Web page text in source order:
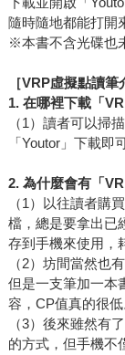
隨時隨地都能打開
※本書不含光碟也
［VRP虛擬點讀筆
1. 在哪裡下載「
（1）讀者可以掃
「Youtor」下載即
2. 為什麼會有「
（1）以往讀者購
檔，總是要拿出已
存到手機來使用，
（2）坊間當然也
但是一支筆加一本
容，CP值真的很低
（3）後來雖然有
的方式，但手機不